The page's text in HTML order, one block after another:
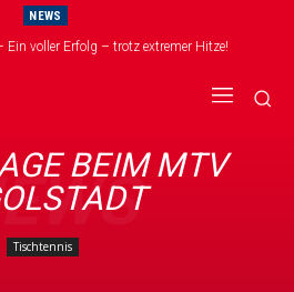
NEWS
voller Erfolg – trotz extremer Hitze!
BEIM MTV
Tischtennis